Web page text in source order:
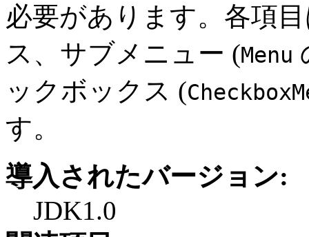
必要があります。各項
ス、サブメニュー (Menu
ックボックス (
す。
導入されたバージョン:
JDK1.0